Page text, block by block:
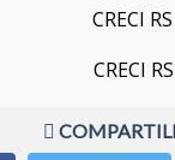
CRECI
CRECI